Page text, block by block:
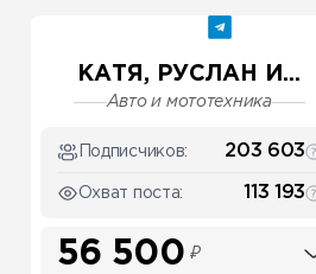
КАТЯ, РУСЛАН И...
Авто и мототехника
Подписчиков: 203 603
Охват поста: 113 193
56 500₽